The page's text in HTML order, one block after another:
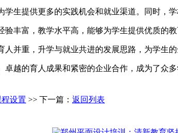
生提供更多的实践机会和就业渠道。同时，
丰富，教学水平高，能够为学生提供优质的教
并重，升学与就业共进的发展思路，为学生的
越的育人成果和紧密的企业合作，成为了众
设置 >> 下一篇： 返回列表